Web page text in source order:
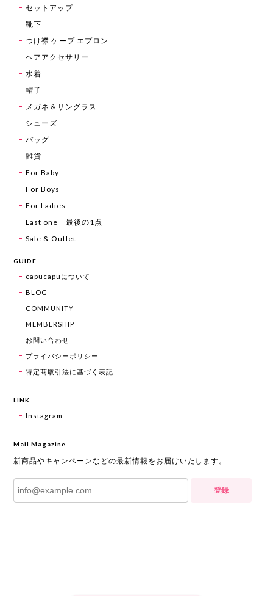
セットアップ
靴下
つけ襟 ケープ エプロン
ヘアアクセサリー
水着
帽子
メガネ＆サングラス
シューズ
バッグ
雑貨
For Baby
For Boys
For Ladies
Last one 最後の1点
Sale & Outlet
GUIDE
capucapuについて
BLOG
COMMUNITY
MEMBERSHIP
お問い合わせ
プライバシーポリシー
特定商取引法に基づく表記
LINK
Instagram
Mail Magazine
新商品やキャンペーンなどの最新情報をお届けいたします。
登録